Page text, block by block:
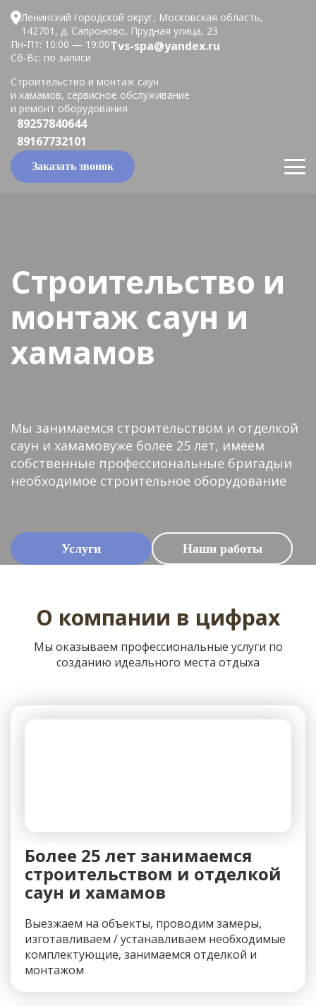
Ленинский городской округ, Московская область,
142701, д. Сапроново, Прудная улица, 23
Пн-Пт: 10:00 — 19:00
Сб-Вс: по записи
Tvs-spa@yandex.ru
Строительство и монтаж саун
и хамамов, сервисное обслуживание
и ремонт оборудования
89257840644
89167732101
Заказать звонок
Строительство и
монтаж саун и
хамамов
Мы занимаемся строительством и отделкой
саун и хамамовуже более 25 лет, имеем
собственные профессиональные бригадыи
необходимое строительное оборудование
Услуги Наши работы
О компании в цифрах
Мы оказываем профессиональные услуги по
созданию идеального места отдыха
25+
Более 25 лет занимаемся
строительством и отделкой
саун и хамамов
Выезжаем на объекты, проводим замеры,
изготавливаем / устанавливаем необходимые
комплектующие, занимаемся отделкой и
монтажом